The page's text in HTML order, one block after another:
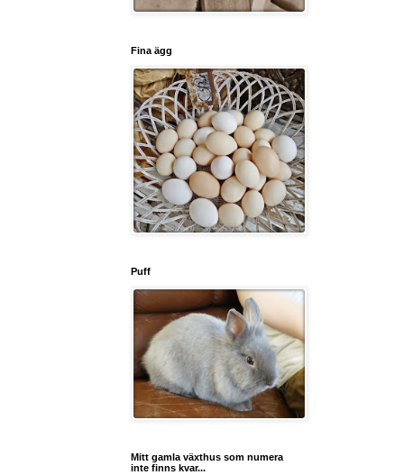
Fina ägg
Puff
Mitt gamla växthus som numera
inte finns kvar...